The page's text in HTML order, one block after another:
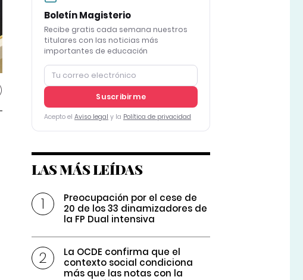
Boletín Magisterio
Recibe gratis cada semana nuestros
titulares con las noticias más
importantes de educación
Suscribirme
Acepto el Aviso legal y la Política de privacidad
LAS MÁS LEÍDAS
Preocupación por el cese de
20 de los 33 dinamizadores de
la FP Dual intensiva
La OCDE confirma que el
contexto social condiciona
más que las notas con la